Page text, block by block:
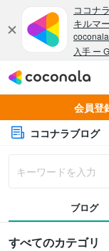
会員登
ココナラブログ
ブログ
すべてのカテゴリ